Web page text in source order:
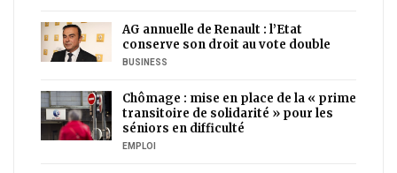
AG annuelle de Renault : l’Etat
conserve son droit au vote double
BUSINESS
Chômage : mise en place de la « prime
transitoire de solidarité » pour les
séniors en difficulté
EMPLOI